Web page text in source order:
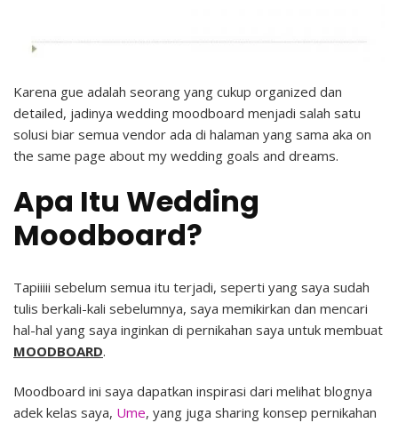
Karena gue adalah seorang yang cukup organized dan
detailed, jadinya wedding moodboard menjadi salah satu
solusi biar semua vendor ada di halaman yang sama aka on
the same page about my wedding goals and dreams.
Apa Itu Wedding
Moodboard?
Tapiiiii sebelum semua itu terjadi, seperti yang saya sudah
tulis berkali-kali sebelumnya, saya memikirkan dan mencari
hal-hal yang saya inginkan di pernikahan saya untuk membuat
MOODBOARD.
Moodboard ini saya dapatkan inspirasi dari melihat blognya
adek kelas saya, Ume, yang juga sharing konsep pernikahan